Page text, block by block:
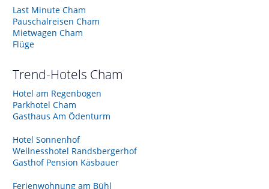
Last Minute Cham
Pauschalreisen Cham
Mietwagen Cham
Flüge
Trend-Hotels Cham
Hotel am Regenbogen
Parkhotel Cham
Gasthaus Am Ödenturm
Hotel Sonnenhof
Wellnesshotel Randsbergerhof
Gasthof Pension Käsbauer
Ferienwohnung am Bühl